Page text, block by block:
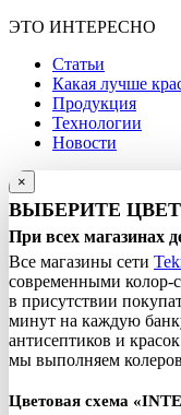
ЭТО ИНТЕРЕСНО
Статьи
Какая лучше
Продукция
Технологии
Новости
×
ВЫБЕРИТЕ
При всех магазинах
Все магазины сети
современными колор-
в присутствии
минут на каждую
антисептиков и
мы выполняем
Цветовая схема